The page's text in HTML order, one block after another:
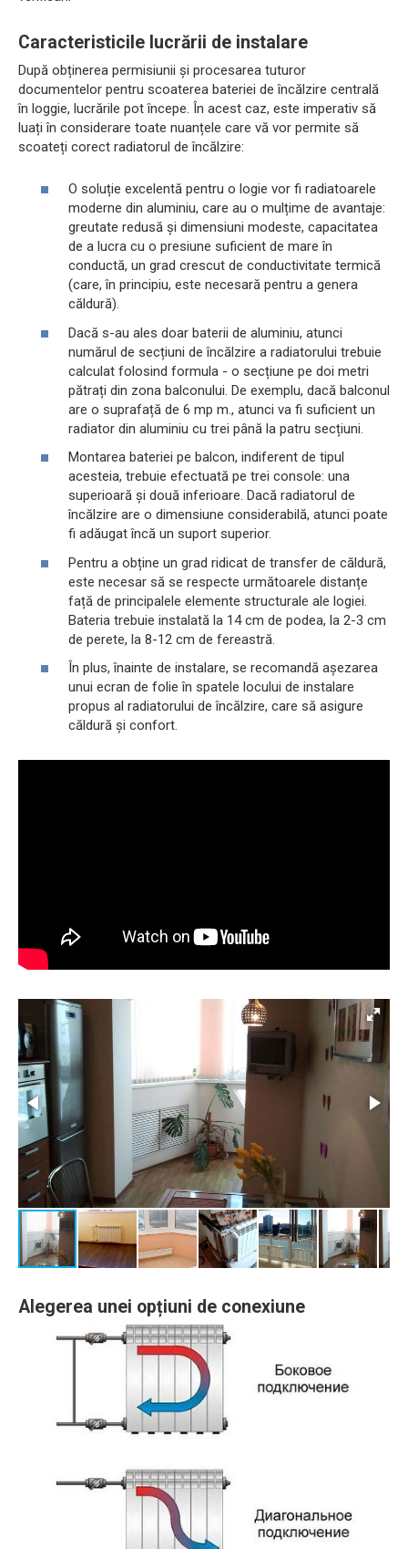
Caracteristicile lucrării de instalare
După obținerea permisiunii și procesarea tuturor
documentelor pentru scoaterea bateriei de încălzire centrală
în loggie, lucrările pot începe. În acest caz, este imperativ să
luați în considerare toate nuanțele care vă vor permite să
scoateți corect radiatorul de încălzire:
O soluție excelentă pentru o logie vor fi radiatoarele
moderne din aluminiu, care au o mulțime de avantaje:
greutate redusă și dimensiuni modeste, capacitatea
de a lucra cu o presiune suficient de mare în
conductă, un grad crescut de conductivitate termică
(care, în principiu, este necesară pentru a genera
căldură).
Dacă s-au ales doar baterii de aluminiu, atunci
numărul de secțiuni de încălzire a radiatorului trebuie
calculat folosind formula - o secțiune pe doi metri
pătrați din zona balconului. De exemplu, dacă balconul
are o suprafață de 6 mp m., atunci va fi suficient un
radiator din aluminiu cu trei până la patru secțiuni.
Montarea bateriei pe balcon, indiferent de tipul
acesteia, trebuie efectuată pe trei console: una
superioară și două inferioare. Dacă radiatorul de
încălzire are o dimensiune considerabilă, atunci poate
fi adăugat încă un suport superior.
Pentru a obține un grad ridicat de transfer de căldură,
este necesar să se respecte următoarele distanțe
față de principalele elemente structurale ale logiei.
Bateria trebuie instalată la 14 cm de podea, la 2-3 cm
de perete, la 8-12 cm de fereastră.
În plus, înainte de instalare, se recomandă așezarea
unui ecran de folie în spatele locului de instalare
propus al radiatorului de încălzire, care să asigure
căldură și confort.
Alegerea unei opțiuni de conexiune